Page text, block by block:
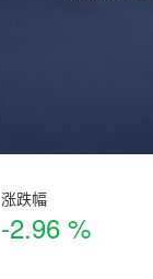
涨跌幅
-2.96 %